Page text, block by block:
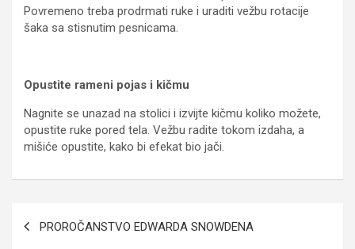
Povremeno treba prodrmati ruke i uraditi vežbu rotacije
šaka sa stisnutim pesnicama.
Opustite rameni pojas i kičmu
Nagnite se unazad na stolici i izvijte kičmu koliko možete,
opustite ruke pored tela. Vežbu radite tokom izdaha, a
mišiće opustite, kako bi efekat bio jači.
Navigacija
PROROČANSTVO EDWARDA SNOWDENA